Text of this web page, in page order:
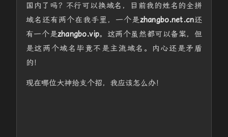
国内了吗？不行可以换域名，目前我的姓名的全拼
域名还有两个在我手里，一个是zhangbo.net.cn还
有一个是zhangbo.vip。这两个虽然都可以备案，但
是这两个域名毕竟不是主流域名。内心还是矛盾
的！
现在哪位大神给支个招，我应该怎么办！